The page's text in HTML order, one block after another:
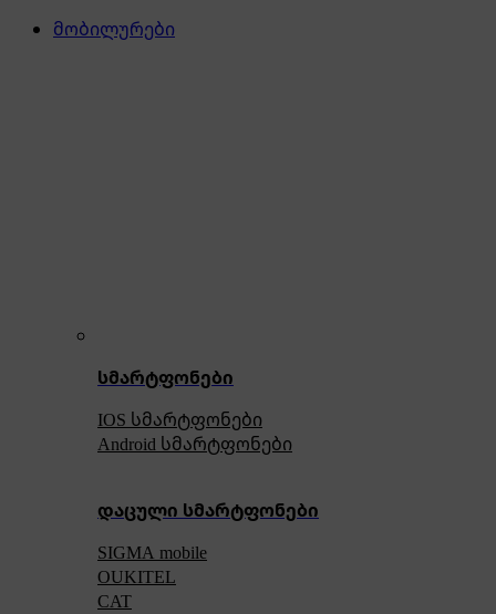
მობილურები
სმარტფონები
IOS სმარტფონები
Android სმარტფონები
დაცული სმარტფონები
SIGMA mobile
OUKITEL
CAT